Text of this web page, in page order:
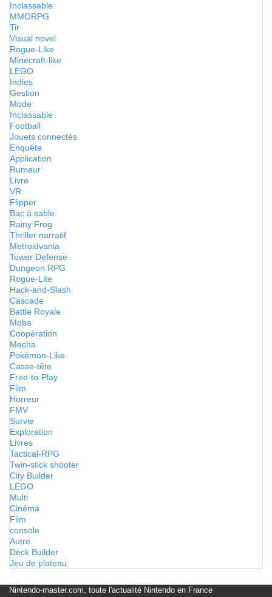
Inclassable
MMORPG
Tir
Visual novel
Rogue-Like
Minecraft-like
LEGO
Indies
Gestion
Mode
Inclassable
Football
Jouets connectés
Enquête
Application
Rumeur
Livre
VR
Flipper
Bac à sable
Rainy Frog
Thriller narratif
Metroidvania
Tower Defense
Dungeon RPG
Rogue-Lite
Hack-and-Slash
Cascade
Battle Royale
Moba
Coopération
Mecha
Pokémon-Like
Casse-tête
Free-to-Play
Film
Horreur
FMV
Survie
Exploration
Livres
Tactical-RPG
Twin-stick shooter
City Builder
LEGO
Multi
Cinéma
Film
console
Autre
Deck Builder
Jeu de plateau
Nintendo-master.com, toute l'actualité Nintendo en France